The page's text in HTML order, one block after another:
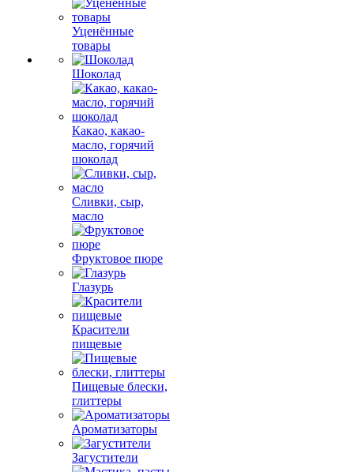
Уценённые
товары
Шоколад
Какао, какао-
масло, горячий
шоколад
Сливки, сыр,
масло
Фруктовое пюре
Глазурь
Красители
пищевые
Пищевые блески,
глиттеры
Ароматизаторы
Загустители